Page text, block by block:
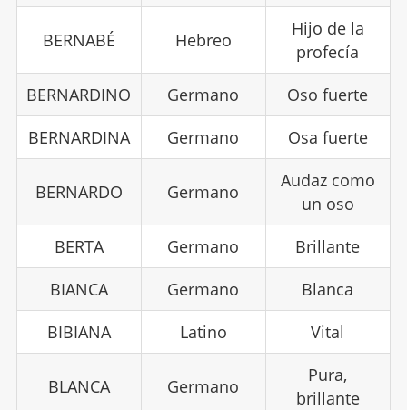
BERNABÉ Hebreo
Hijo de la
profecía
BERNARDINO
Germano
Oso fuerte
BERNARDINA
Germano Osa fuerte
BERNARDO Germano
Audaz como
un oso
BERTA
Germano
Brillante
BIANCA
Germano
Blanca
BIBIANA
Latino Vital
BLANCA Germano
Pura,
brillante